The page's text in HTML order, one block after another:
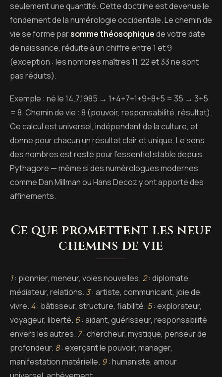
seulement une quantité. Cette doctrine est devenue le
fondement de la numérologie occidentale. Le chemin de
vie se forme parsomme théosophiquede votre date
de naissance, réduite à un chiffre entre 1 et 9
(exception : les nombres maîtres 11, 22 et 33 ne sont
pas réduits).
Exemple : né le 14.7.1985 → 1+4+7+1+9+8+5 = 35 → 3+5
= 8. Chemin de vie : 8 (pouvoir, responsabilité, résultat).
Ce calcul est universel, indépendant de la culture, et
donne pour chacun un résultat clair et unique. Le sens
des nombres est resté pour l'essentiel stable depuis
Pythagore — même si des numérologues modernes
comme Dan Millman ou Hans Decoz y ont apporté des
affinements.
Ce que promettent les neuf
chemins de vie
1: pionnier, meneur, voies nouvelles. 2: diplomate,
médiateur, relations. 3: artiste, communicant, joie de
vivre. 4: bâtisseur, structure, fiabilité. 5: explorateur,
voyageur, liberté. 6: aidant, guérisseur, responsabilité
envers les autres. 7: chercheur, mystique, penseur de
profondeur. 8: exerçant le pouvoir, manager,
manifestation matérielle. 9: humaniste, amour